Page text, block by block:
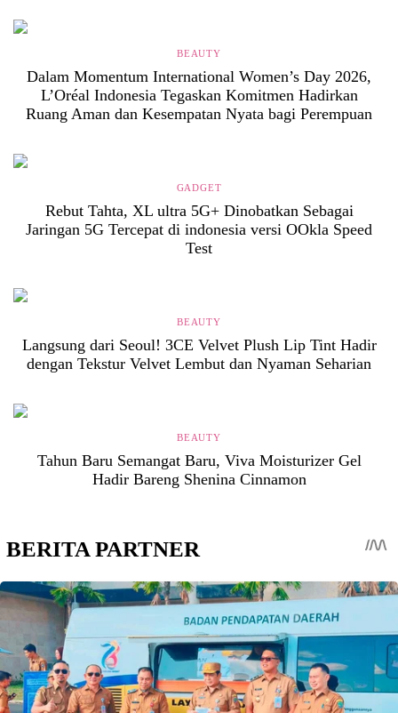
BEAUTY
Dalam Momentum International Women’s Day 2026,
L’Oréal Indonesia Tegaskan Komitmen Hadirkan
Ruang Aman dan Kesempatan Nyata bagi Perempuan
GADGET
Rebut Tahta, XL ultra 5G+ Dinobatkan Sebagai
Jaringan 5G Tercepat di indonesia versi OOkla Speed
Test
BEAUTY
Langsung dari Seoul! 3CE Velvet Plush Lip Tint Hadir
dengan Tekstur Velvet Lembut dan Nyaman Seharian
BEAUTY
Tahun Baru Semangat Baru, Viva Moisturizer Gel
Hadir Bareng Shenina Cinnamon